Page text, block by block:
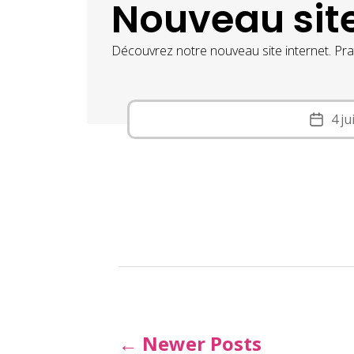
Nouveau
Découvrez notre nouveau site internet.
Post
date
4
← Newer Posts